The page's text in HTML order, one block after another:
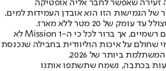
זעירה שאפשר לחבר אליה אופטיקה
של הגמישות הזו הוא אובדן העמידות למים,
החברה טרם פרסמה מחירים רשמיים, אך ברור לכל כי ה-Mission 1 לא
שחולם על איכות הוליוודית בחבילה שנכנסת
ביותר של 2026.
בכתבה, נשמח שתשתפו אותנו